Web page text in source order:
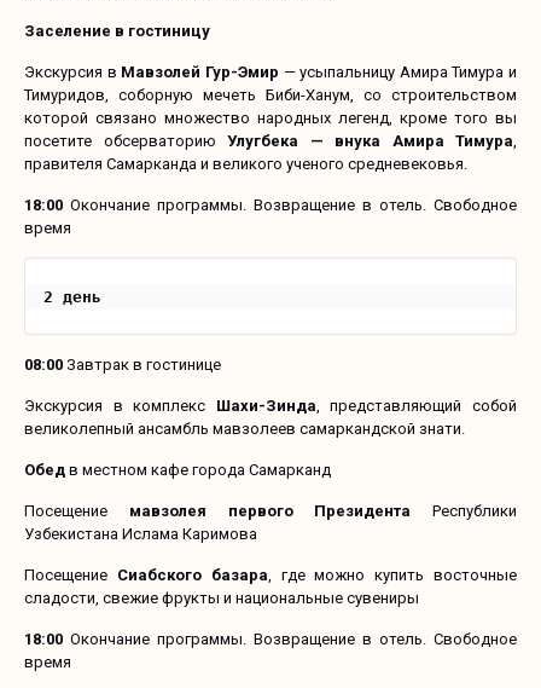
Заселение в гостиницу
Экскурсия в Мавзолей Гур-Эмир — усыпальницу Амира Тимура и
Тимуридов, соборную мечеть Биби-Ханум, со строительством
которой связано множество народных легенд, кроме того вы
посетите обсерваторию Улугбека — внука Амира Тимура
правителя Самарканда и великого ученого средневековья.
18:00 Окончание программы. Возвращение в отель. Свободное
время
2 день
08:00 Завтрак в гостинице
Экскурсия в комплекс Шахи-Зинда , представляющий собой
великолепный ансамбль мавзолеев самаркандской знати.
Обед в местном кафе города Самарканд
Посещение мавзолея первого Президента Республики
Узбекистана Ислама Каримова
Посещение Сиабского базара , где можно купить восточные
сладости, свежие фрукты и национальные сувениры
18:00 Окончание программы. Возвращение в отель. Свободное
время